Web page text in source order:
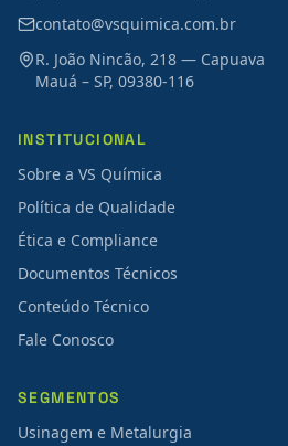
contato@vsquimica.com.br
R. João Nincão, 218 — Capuava
Mauá – SP, 09380-116
INSTITUCIONAL
Sobre a VS Química
Política de Qualidade
Ética e Compliance
Documentos Técnicos
Conteúdo Técnico
Fale Conosco
SEGMENTOS
Usinagem e Metalurgia